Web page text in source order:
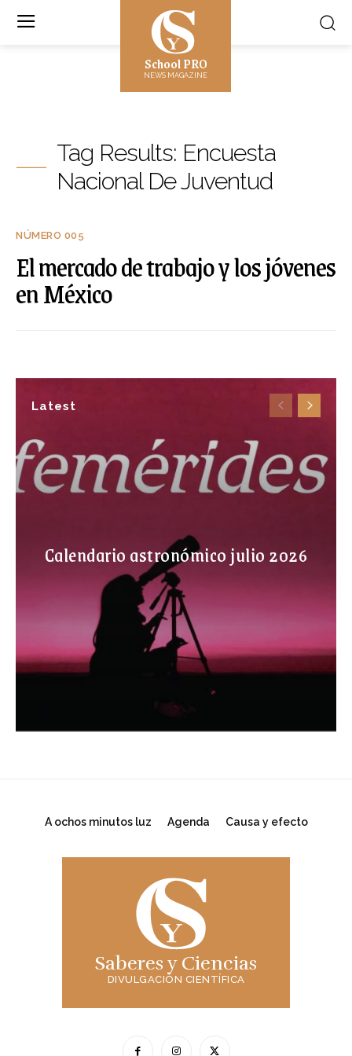
School PRO
NEWS MAGAZINE
Latest
Calendario astronómico julio 2026
Tag Results: Encuesta
Nacional De Juventud
NÚMERO 005
El mercado de trabajo y los jóvenes
en México
A ochos minutos luz Agenda Causa y efecto
Saberes y Ciencias
DIVULGACIÓN CIENTÍFICA